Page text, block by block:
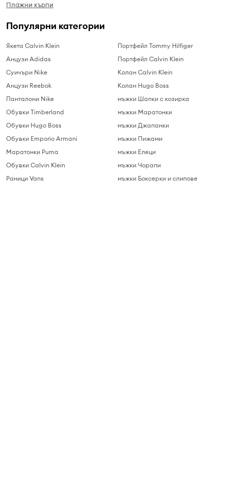
Плажни кърпи
Популярни категории
Якета Calvin Klein
Анцузи Adidas
Суичъри Nike
Анцузи Reebok
Панталони Nike
Обувки Timberland
Обувки Hugo Boss
Обувки Emporio Armani
Маратонки Puma
Обувки Calvin Klein
Раници Vans
Портфейл Tommy Hilfiger
Портфейл Calvin Klein
Колан Calvin Klein
Колан Hugo Boss
мъжки Шапки с козирка
мъжки Маратонки
мъжки Джапанки
мъжки Пижами
мъжки Елеци
мъжки Чорапи
мъжки Боксерки и слипове